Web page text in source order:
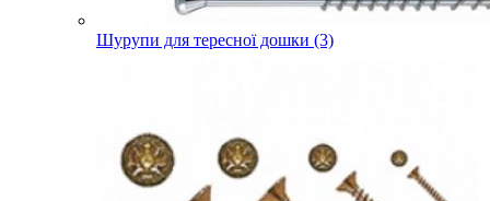
Шурупи для тересної дошки (3)